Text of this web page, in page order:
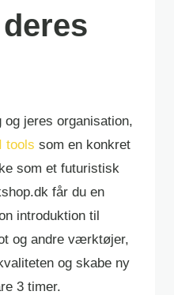
og jeres organisation,
tools som en konkret
som et futuristisk
får du en
introduktion til
og andre værktøjer,
og skabe ny
3 timer.